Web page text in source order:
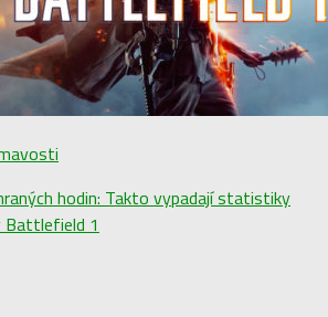
hodin: Takto vypadají statistiky
Battlefield 1